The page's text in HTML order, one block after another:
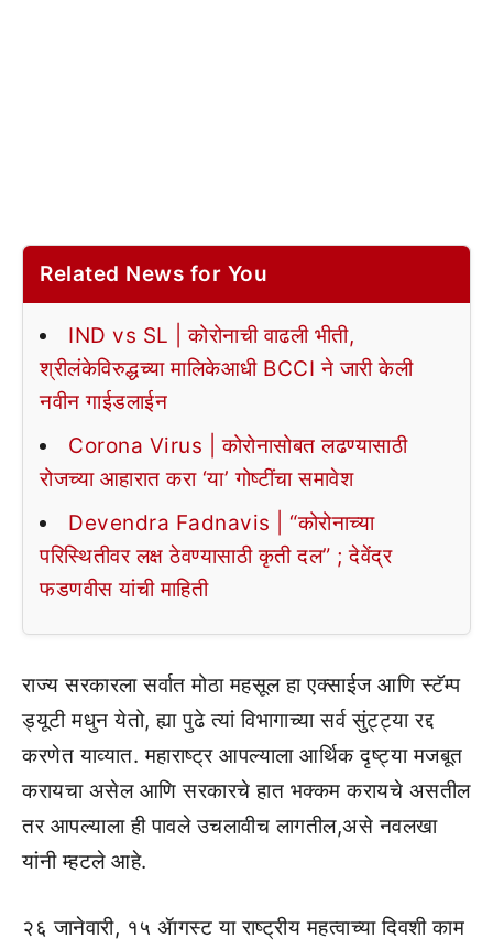
Related News for You
IND vs SL | कोरोनाची वाढली भीती,
श्रीलंकेविरुद्धच्या मालिकेआधी BCCI ने जारी केली
नवीन गाईडलाईन
Corona Virus | कोरोनासोबत लढण्यासाठी
रोजच्या आहारात करा ‘या’ गोष्टींचा समावेश
Devendra Fadnavis | “कोरोनाच्या
परिस्थितीवर लक्ष ठेवण्यासाठी कृती दल” ; देवेंद्र
फडणवीस यांची माहिती
राज्य सरकारला सर्वात मोठा महसूल हा एक्साईज आणि स्टॅम्प
ड्यूटी मधुन येतो, ह्या पुढे त्यां विभागाच्या सर्व सुंट्ट्या रद्द
करणेत याव्यात. महाराष्ट्र आपल्याला आर्थिक दृष्ट्या मजबूत
करायचा असेल आणि सरकारचे हात भक्कम करायचे असतील
तर आपल्याला ही पावले उचलावीच लागतील,असे नवलखा
यांनी म्हटले आहे.
२६ जानेवारी, १५ ॲागस्ट या राष्ट्रीय महत्वाच्या दिवशी काम